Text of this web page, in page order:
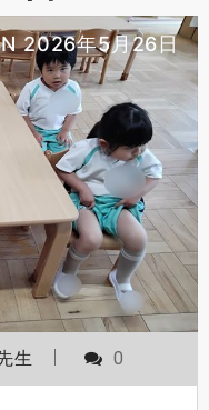
2026年5月26日
生 0